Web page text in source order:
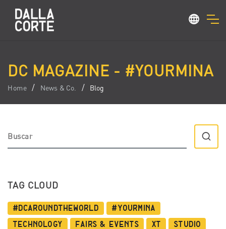
DC MAGAZINE - #YOURMINA
Home News & Co. Blog
TAG CLOUD
#dcaroundtheworld
#YourMina
Technology
Fairs & Events XT
Studio